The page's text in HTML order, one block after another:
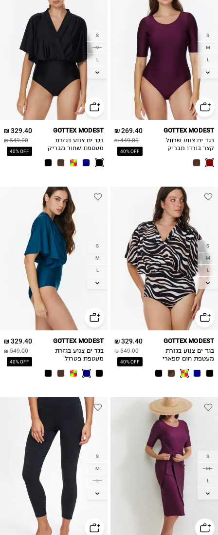
S
M
L
XL
269.40 ₪
449.00 ₪
40% OFF
GOTTEX MODEST
בגד ים צנוע שרוול
קצר בורדו מבריק
S
M
L
XL
329.40 ₪
549.00 ₪
40% OFF
GOTTEX MODEST
בגד ים צנוע בגזרת
מעטפת שחור מבריק
S
M
L
XL
2XL
329.40 ₪
549.00 ₪
40% OFF
GOTTEX MODEST
בגד ים צנוע בגזרת
מעטפת חום ספארי
S
M
L
XL
329.40 ₪
549.00 ₪
40% OFF
GOTTEX MODEST
בגד ים צנוע בגזרת
מעטפת פטרול
S
M
L
XL
S
M
L
XL